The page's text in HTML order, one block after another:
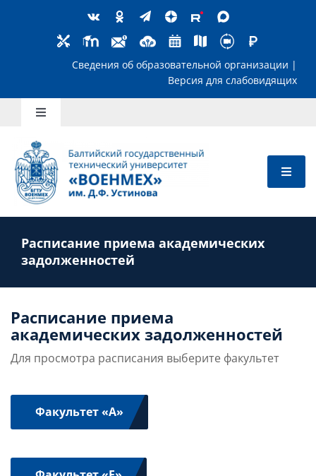
Сведения об образовательной
Toggle
Школьникам
Абитуриентам
Студентам
Преподавателям
Слушателям
НИОКР
Расписание приема академических
задолженностей
Расписание приема
академических задолженностей
Для просмотра расписания выберите факультет
Факультет «А»